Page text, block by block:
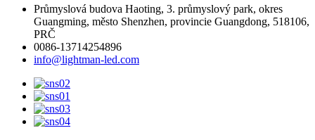
Průmyslová budova Haoting, 3. průmyslový park, okres
Guangming, město Shenzhen, provincie Guangdong, 518106,
PRČ
0086-13714254896
info@lightman-led.com